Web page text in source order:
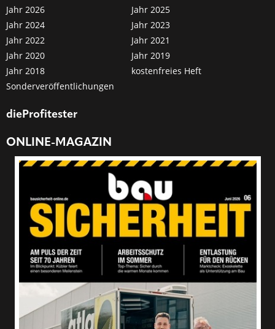
Jahr 2026
Jahr 2025
Jahr 2024
Jahr 2023
Jahr 2022
Jahr 2021
Jahr 2020
Jahr 2019
Jahr 2018
kostenfreies Heft
Sonderveröffentlichungen
dieProfitester
ONLINE-MAGAZIN